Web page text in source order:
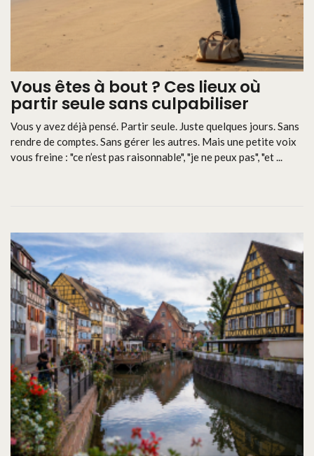
Vous êtes à bout ? Ces lieux où
partir seule sans culpabiliser
Vous y avez déjà pensé. Partir seule. Juste quelques jours. Sans
rendre de comptes. Sans gérer les autres. Mais une petite voix
vous freine : "ce n’est pas raisonnable", "je ne peux pas", "et ...